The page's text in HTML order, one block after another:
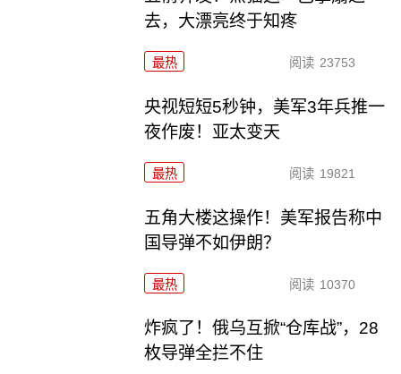
去，大漂亮终于知疼
最热 阅读 23753
央视短短5秒钟，美军3年兵推一
夜作废！亚太变天
最热 阅读 19821
五角大楼这操作！美军报告称中
国导弹不如伊朗？
最热 阅读 10370
炸疯了！俄乌互掀“仓库战”，28
枚导弹全拦不住